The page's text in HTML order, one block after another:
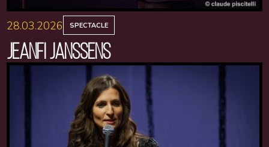
28.03.2026 SPECTACLE
JEANFI JANSSENS